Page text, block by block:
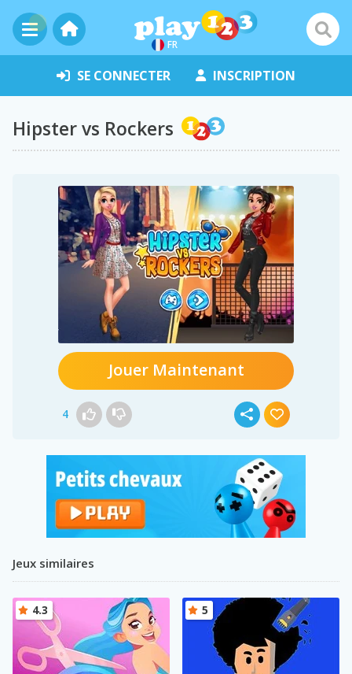
FR
SE CONNECTER INSCRIPTION
Hipster vs Rockers
Jouer Maintenant
4
Jeux similaires
4.3 5